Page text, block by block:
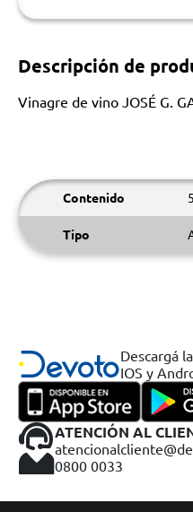
Descripción de
Vinagre de vino JOSÉ G.
Contenido
Tipo
Descargá
IOS y
ATENCIÓN AL
0800 0033